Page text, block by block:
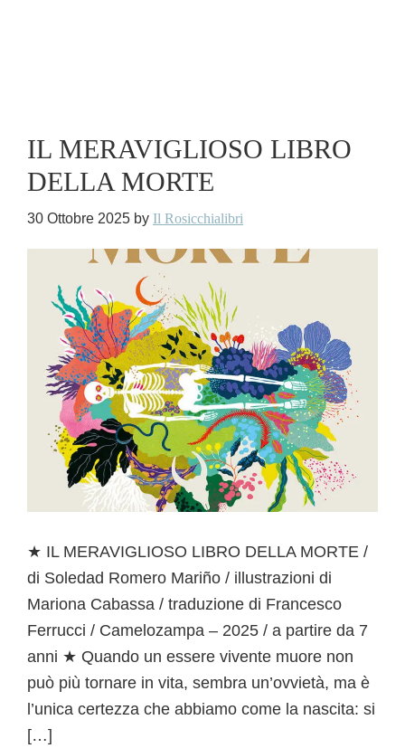
IL MERAVIGLIOSO LIBRO
DELLA MORTE
30 Ottobre 2025 by Il Rosicchialibri
★ IL MERAVIGLIOSO LIBRO DELLA MORTE /
di Soledad Romero Mariño / illustrazioni di
Mariona Cabassa / traduzione di Francesco
Ferrucci / Camelozampa – 2025 / a partire da 7
anni ★ Quando un essere vivente muore non
può più tornare in vita, sembra un’ovvietà, ma è
l’unica certezza che abbiamo come la nascita: si
[…]